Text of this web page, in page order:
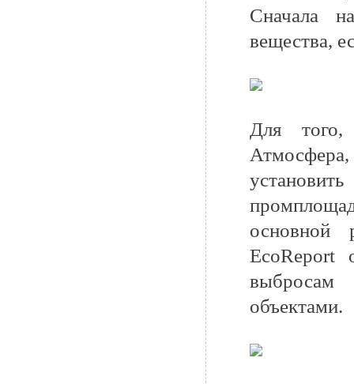
Сначала
вещества,
Для того,
основной
EcoReport
выбросам
объектами.